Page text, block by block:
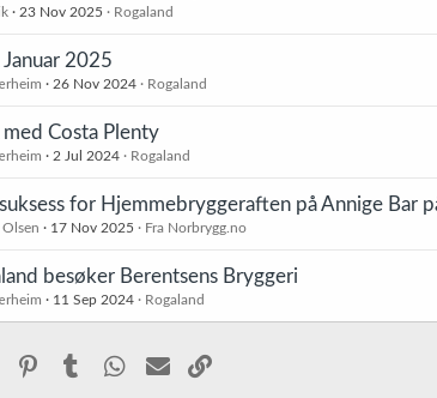
23 Nov 2025 Rogaland
Januar 2025
26 Nov 2024 Rogaland
med Costa Plenty
2 Jul 2024 Rogaland
for Hjemmebryggeraften på Annige Bar
Olsen 17 Nov 2025 Fra Norbrygg.no
besøker Berentsens Bryggeri
11 Sep 2024 Rogaland
Reddit PinterestTumblr WhatsApp
E-post